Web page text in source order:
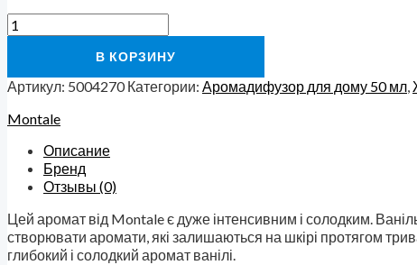
В КОРЗИНУ
Артикул: 5004270 Категории: Аромадифузор для дому 50 мл,
Montale
Описание
Бренд
Отзывы (0)
Цей аромат від Montale є дуже інтенсивним і солодким.
створювати аромати, які залишаються на шкірі протягом
глибокий і солодкий аромат ванілі.